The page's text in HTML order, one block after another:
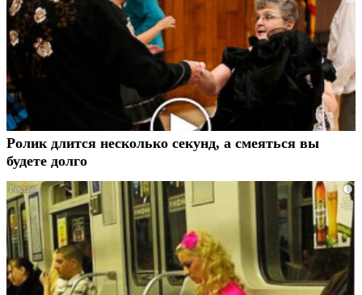
Ролик длится несколько секунд, а смеяться вы
будете долго
i